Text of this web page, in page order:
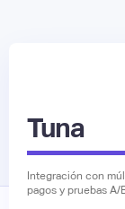
Tuna
Integración con
pagos y pruebas A/